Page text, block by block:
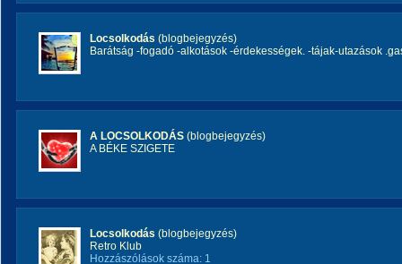
Locsolkodás (blogbejegyzés)
Barátság -fogadó -alkotások -érdekességek. -tájak-utazások
A LOCSOLKODÁS (blogbejegyzés)
A BÉKE SZIGETE
Locsolkodás (blogbejegyzés)
Retro Klub
Hozzászólások száma: 1